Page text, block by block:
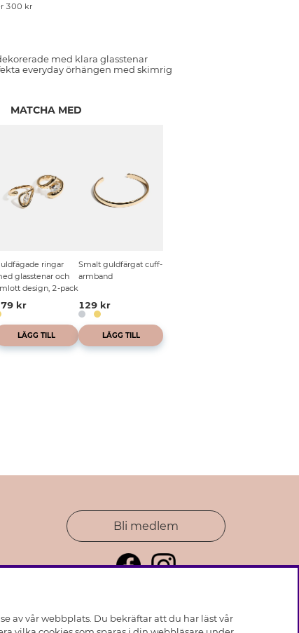
300 kr
med klara glasstenar
everyday örhängen med skimrig
MATCHA MED
ringar
glasstenar och
design, 2-pack
kr
LÄGG TILL
Smalt guldfärgat cuff-
armband
129 kr
LÄGG TILL
Bli medlem
av vår webbplats. Du bekräftar att du har läst vår